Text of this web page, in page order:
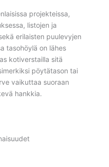
projekteissa,
listojen ja
erilaisten puulevyjen
tasohöylä on lähes
kotiverstailla sitä
pöytätason tai
vaikuttaa suoraan
hankkia.